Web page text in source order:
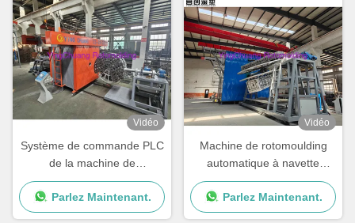
Vidéo
Système de commande PLC
de la machine de
rotomoulding automatique
de l'usine de fabrication avec
un temps de cycle de 15 à
Parlez Maintenant.
Vidéo
Machine de rotomoulding
automatique à navette
contrôlée par PLC avec
vitesse de rotation réglable
Parlez Maintenant.